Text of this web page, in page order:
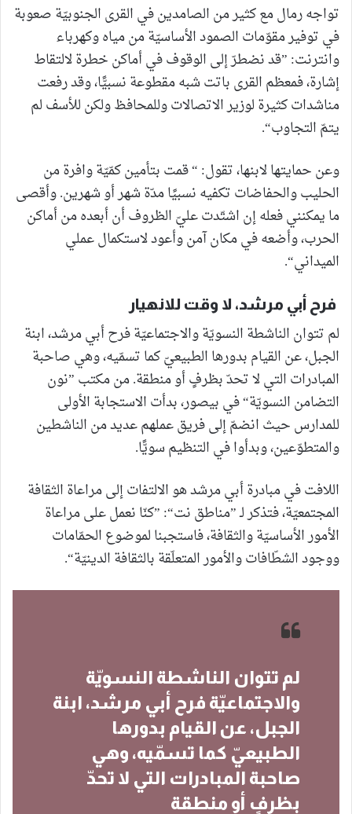
تواجه رمال مع كثير من الصامدين في القرى الجنوبيّة صعوبة
في توفير مقوّمات الصمود الأساسيّة من مياه وكهرباء
وانترنت: ”قد نضطرّ إلى الوقوف في أماكن خطرة لالتقاط
إشارة، فمعظم القرى باتت شبه مقطوعة نسبيًّا، وقد رفعت
مناشدات كثيرة لوزير الاتصالات وللمحافظ ولكن للأسف لم
يتمّ التجاوب“.
وعن حمايتها لابنها، تقول: “ قمت بتأمين كمّيّة وافرة من
الحليب والحفاضات تكفيه نسبيًا مدّة شهر أو شهرين. وأقصى
ما يمكنني فعله إن اشتّدت عليّ الظروف أن أبعده من أماكن
الحرب، وأضعه في مكان آمن وأعود لاستكمال عملي
الميداني“.
فرح أبي مرشد، لا وقت للانهيار
لم تتوان الناشطة النسويّة والاجتماعيّة فرح أبي مرشد، ابنة
الجبل، عن القيام بدورها الطبيعيّ كما تسمّيه، وهي صاحبة
المبادرات التي لا تحدّ بظرفٍ أو منطقة. من مكتب ”نون
التضامن النسويّة“ في بيصور، بدأت الاستجابة الأولى
للمدارس حيث انضمّ إلى فريق عملهم عديد من الناشطين
والمتطوّعين، وبدأوا في التنظيم سويًّا.
اللافت في مبادرة أبي مرشد هو الالتفات إلى مراعاة الثقافة
المجتمعيّة، فتذكر لـ ”مناطق نت“: ”كنّا نعمل على مراعاة
الأمور الأساسيّة والثقافة، فاستجبنا لموضوع الحمّامات
ووجود الشطّافات والأمور المتعلّقة بالثقافة الدينيّة“.
لم تتوان الناشطة النسويّة
والاجتماعيّة فرح أبي مرشد، ابنة
الجبل، عن القيام بدورها
الطبيعيّ كما تسمّيه، وهي
صاحبة المبادرات التي لا تحدّ
بظرفٍ أو منطقة